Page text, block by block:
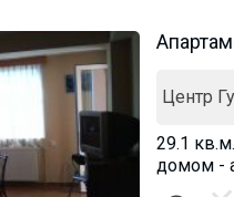
Центр
29.1
домом -